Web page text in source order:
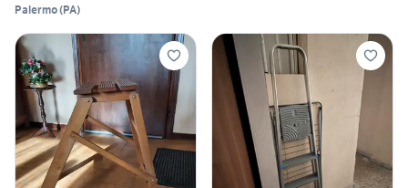
Palermo(PA)